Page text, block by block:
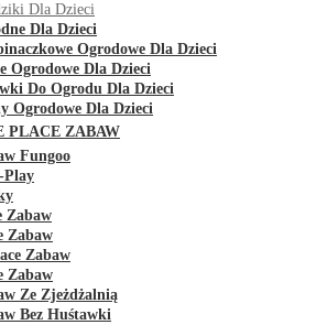
Dla Dzieci
Dla Dzieci
Ogrodowe Dla Dzieci
Ogrodowe Dla Dzieci
Do Ogrodu Dla Dzieci
Ogrodowe Dla Dzieci
PLACE ZABAW
Fungoo
Play
Zabaw
Zabaw
Zabaw
Zabaw
Ze Zjeżdżalnią
Bez Huśtawki